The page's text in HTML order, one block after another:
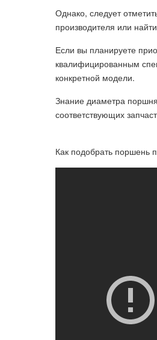
Однако, следует
производителя или
Если вы планируете
квалифицированным
конкретной модели.
Знание диаметра
соответствующих
Как подобрать поршень